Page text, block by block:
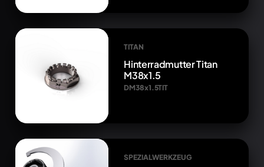
TITAN
Hinterradmutter Titan
M38x1.5
DM38x1.5TIT
SPEZIALWERKZEUG